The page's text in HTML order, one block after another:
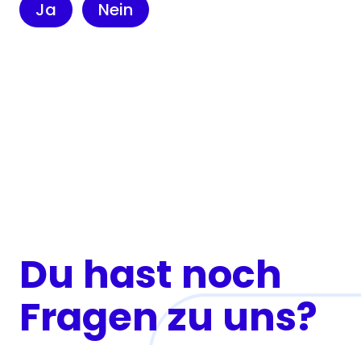
Ja Nein
Du hast noch
Fragen zu uns?